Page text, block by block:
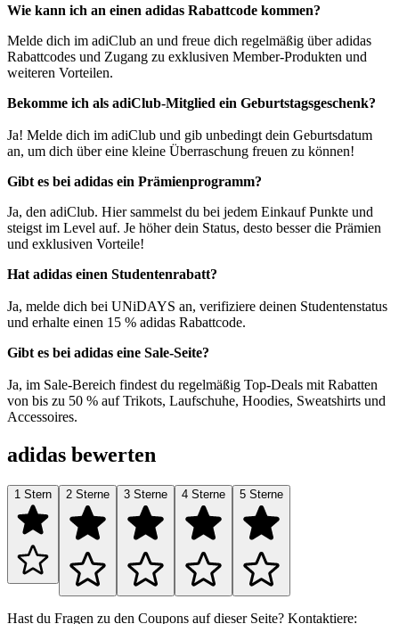
Wie kann ich an einen adidas Rabattcode kommen?
Melde dich im adiClub an und freue dich regelmäßig über adidas
Rabattcodes und Zugang zu exklusiven Member-Produkten und
weiteren Vorteilen.
Bekomme ich als adiClub-Mitglied ein Geburtstagsgeschenk?
Ja! Melde dich im adiClub und gib unbedingt dein Geburtsdatum
an, um dich über eine kleine Überraschung freuen zu können!
Gibt es bei adidas ein Prämienprogramm?
Ja, den adiClub. Hier sammelst du bei jedem Einkauf Punkte und
steigst im Level auf. Je höher dein Status, desto besser die Prämien
und exklusiven Vorteile!
Hat adidas einen Studentenrabatt?
Ja, melde dich bei UNiDAYS an, verifiziere deinen Studentenstatus
und erhalte einen 15 % adidas Rabattcode.
Gibt es bei adidas eine Sale-Seite?
Ja, im Sale-Bereich findest du regelmäßig Top-Deals mit Rabatten
von bis zu 50 % auf Trikots, Laufschuhe, Hoodies, Sweatshirts und
Accessoires.
adidas bewerten
1 Stern 2 Sterne 3 Sterne 4 Sterne 5 Sterne
Hast du Fragen zu den Coupons auf dieser Seite? Kontaktiere: